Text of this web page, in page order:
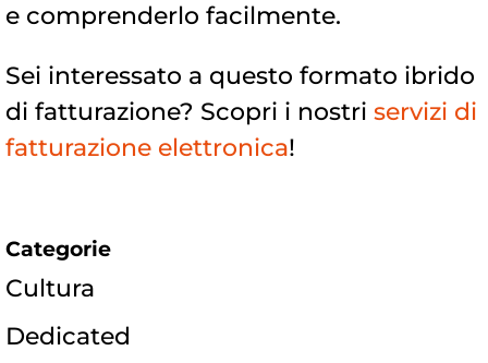
e comprenderlo facilmente.
Sei interessato a questo formato ibrido
di fatturazione? Scopri i nostri servizi di
fatturazione elettronica!
Categorie
Cultura
Dedicated